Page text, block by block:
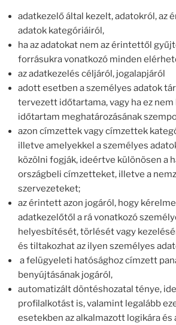
adatkezelő által kezelt, adatokról, az
adatok kategóriáiról,
ha az adatokat nem az érintettől
forrásukra vonatkozó minden
az adatkezelés céljáról, jogalapjáról
adott esetben a személyes adatok
tervezett időtartama, vagy ha ez
időtartam meghatározásának
azon címzettek vagy címzettek
illetve amelyekkel a személyes
közölni fogják, ideértve különösen a
országbeli címzetteket, illetve a
szervezeteket;
az érintett azon jogáról, hogy
adatkezelőtől a rá vonatkozó
helyesbítését, törlését vagy
és tiltakozhat az ilyen személyes
a felügyeleti hatósághoz címzett
benyújtásának jogáról,
automatizált döntéshozatal ténye,
profilalkotást is, valamint legalább
esetekben az alkalmazott logikára és